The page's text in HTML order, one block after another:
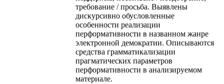
требование / просьба. Выявлены
дискурсивно обусловленные
особенности реализации
перформативности в названном жанре
электронной демократии. Описываются
средства грамматикализации
прагматических параметров
перформативности в анализируемом
материале.